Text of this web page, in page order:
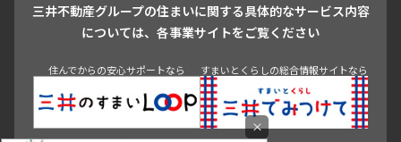
青山 渋谷 東京・大手町 新宿 品川
目黒・中目黒
三井不動産グループの住まいに関する具体的なサービス内容
については、各事業サイトをご覧ください
住んでからの安心サポートなら すまいとくらしの総合情報サイトなら
×